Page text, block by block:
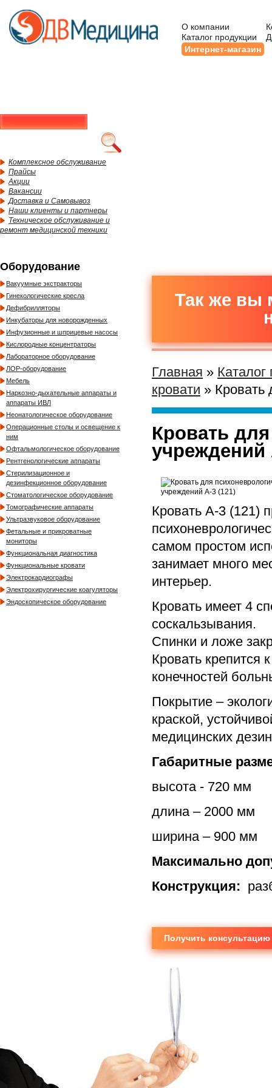
О компании
Каталог продукции
Интернет-магазин
Комплексное обслуживание
Прайсы
Акции
Вакансии
Доставка и Самовывоз
Наши клиенты и партнеры
Техническое обслуживание и
ремонт медицинской техники
Оборудование
Вакуумные экстракторы
Гинекологические кресла
Дефибрилляторы
Инкубаторы для новорожденных
Инфузионные и шприцевые насосы
Кислородные концентраторы
Лабораторное оборудование
ЛОР-оборудование
Мебель
Наркозно-дыхательные аппараты и
аппараты ИВЛ
Неонатологическое оборудование
Операционные столы и освещение к
ним
Офтальмологическое оборудование
Рентгенологические аппараты
Стерилизационное и
дезинфекционное оборудование
Стоматологическое оборудование
Томографические аппараты
Ультразвуковое оборудование
Фетальные и прикроватные
мониторы
Функциональная диагностика
Функциональные кровати
Электрокардиографы
Электрохирургические коагуляторы
Эндоскопическое оборудование
Так же вы
Главная » Каталог
кровати » Кровать
Кровать
учреждений
Кровать А-3 (121)
самом простом
занимает много
интерьер.
Кровать имеет 4
соскальзывания.
Спинки и ложе
Кровать крепится
конечностей
Покрытие –
краской,
медицинских
Габаритные
высота - 720 мм
длина – 2000 мм
ширина – 900 мм
Максимально
Конструкция:
Получить консультацию